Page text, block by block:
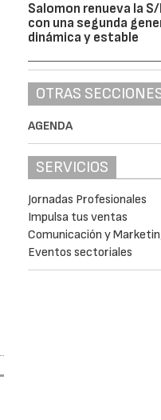
Salomon renueva la
con una segunda
dinámica y estable
OTRAS
AGENDA
SERVICIOS
Jornadas Profesionales
Impulsa tus ventas
Comunicación y
Eventos sectoriales